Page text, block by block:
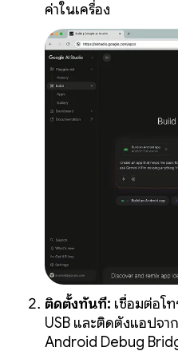
ค่าในเครื่อง
ติดตั้งทันที: เชื่อมต่อโ
USB และติดตั้งแอปจา
Android Debug